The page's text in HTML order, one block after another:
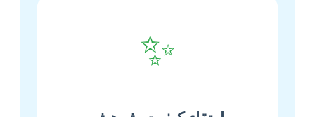
✨